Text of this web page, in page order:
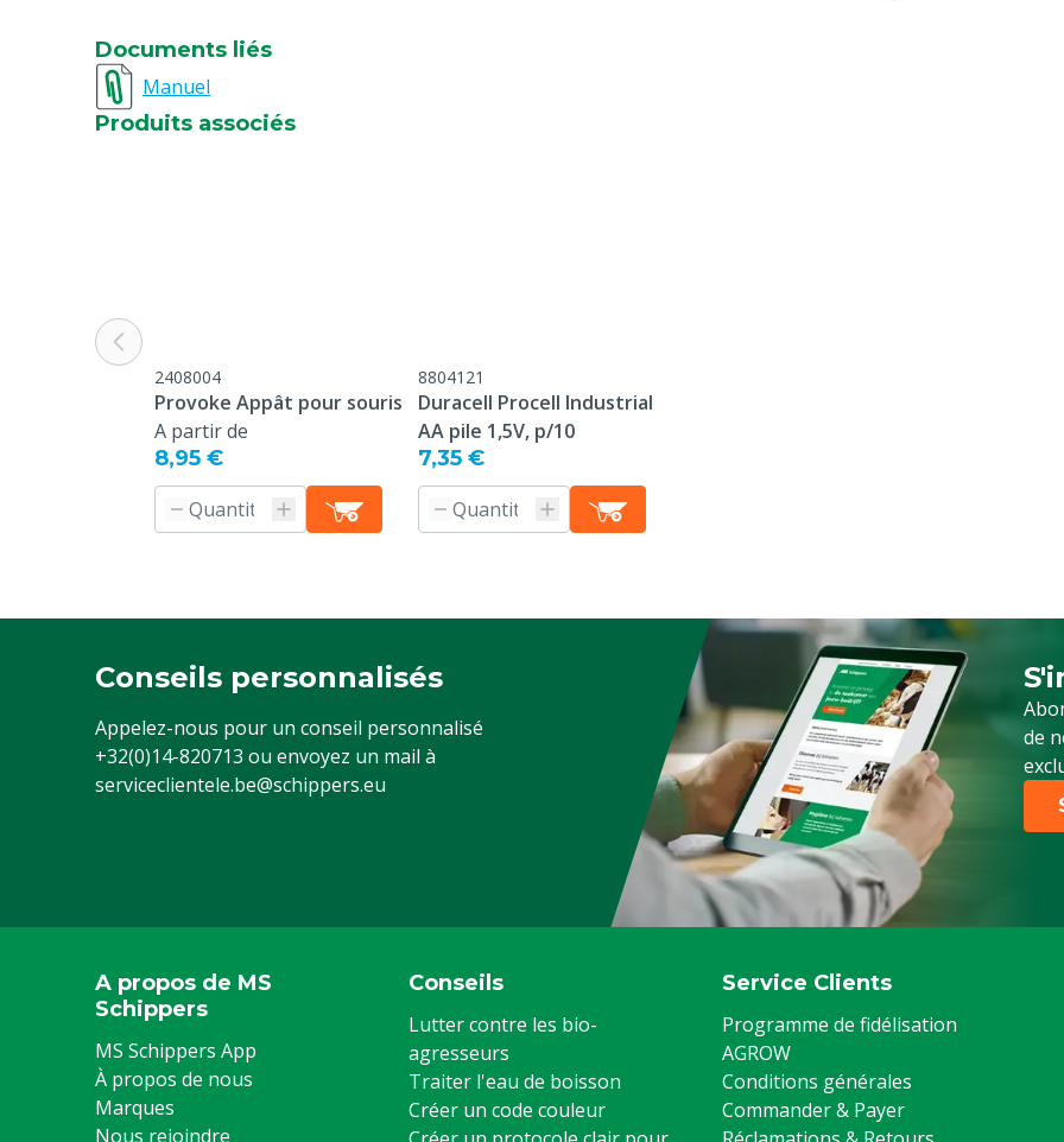
Documents liés
Manuel
Produits associés
2408004
Provoke Appât pour souris
A partir de
8,95 €
8804121
Duracell Procell Industrial
AA pile 1,5V, p/10
7,35 €
Conseils personnalisés
Appelez-nous pour un conseil personnalisé
+32(0)14-820713 ou envoyez un mail à
serviceclientele.be@schippers.eu
de
A propos de MS
Schippers
MS Schippers App
À propos de nous
Marques
Nous rejoindre
Conseils
Lutter contre les bio-
agresseurs
Traiter l'eau de boisson
Créer un code couleur
Service Clients
Programme de fidélisation
AGROW
Conditions générales
Commander & Payer